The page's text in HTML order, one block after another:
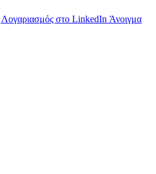
Λογαριασμός στο LinkedIn Άνοιγμα